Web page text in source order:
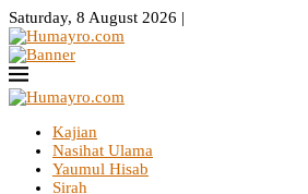
Saturday, 8 August 2026 |
Kajian
Nasihat Ulama
Yaumul Hisab
Sirah